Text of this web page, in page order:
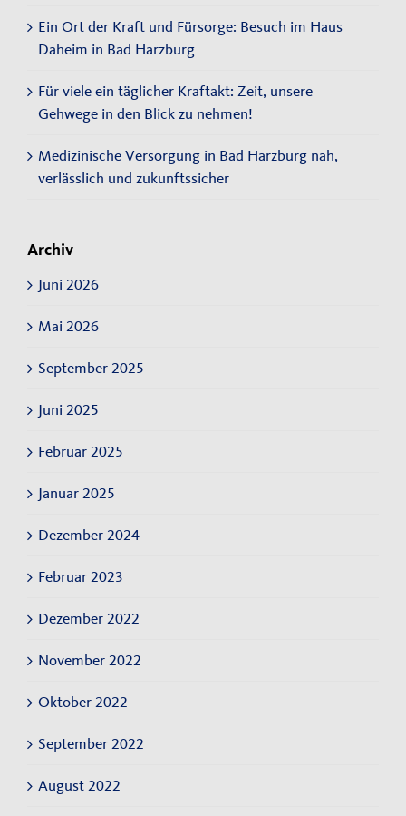
Ein Ort der Kraft und Fürsorge: Besuch im Haus
Daheim in Bad Harzburg
Für viele ein täglicher Kraftakt: Zeit, unsere
Gehwege in den Blick zu nehmen!
Medizinische Versorgung in Bad Harzburg nah,
verlässlich und zukunftssicher
Archiv
Juni 2026
Mai 2026
September 2025
Juni 2025
Februar 2025
Januar 2025
Dezember 2024
Februar 2023
Dezember 2022
November 2022
Oktober 2022
September 2022
August 2022